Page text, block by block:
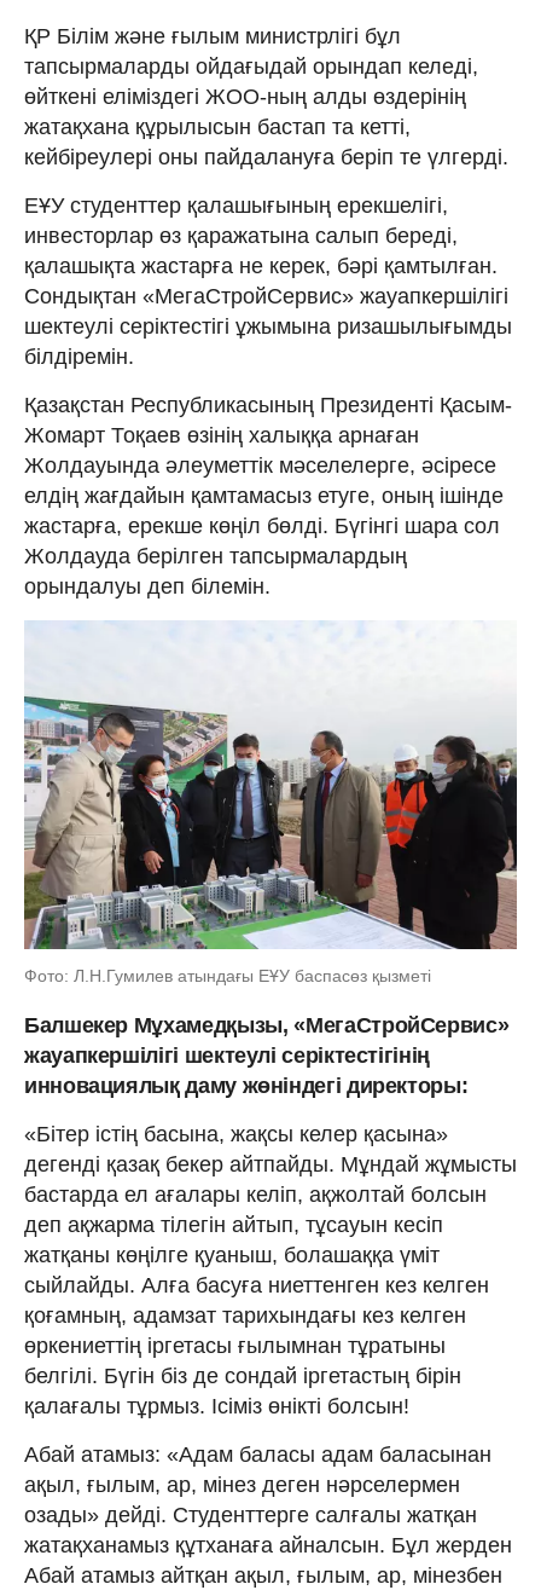
ҚР Білім және ғылым министрлігі бұл
тапсырмаларды ойдағыдай орындап келеді,
өйткені еліміздегі ЖОО-ның алды өздерінің
жатақхана құрылысын бастап та кетті,
кейбіреулері оны пайдалануға беріп те үлгерді.
ЕҰУ студенттер қалашығының ерекшелігі,
инвесторлар өз қаражатына салып береді,
қалашықта жастарға не керек, бәрі қамтылған.
Сондықтан «МегаСтройСервис» жауапкершілігі
шектеулі серіктестігі ұжымына ризашылығымды
білдіремін.
Қазақстан Республикасының Президенті Қасым-
Жомарт Тоқаев өзінің халыққа арнаған
Жолдауында әлеуметтік мәселелерге, әсіресе
елдің жағдайын қамтамасыз етуге, оның ішінде
жастарға, ерекше көңіл бөлді. Бүгінгі шара сол
Жолдауда берілген тапсырмалардың
орындалуы деп білемін.
Фото: Л.Н.Гумилев атындағы ЕҰУ баспасөз қызметі
Балшекер Мұхамедқызы, «МегаСтройСервис»
жауапкершілігі шектеулі серіктестігінің
инновациялық даму жөніндегі директоры:
«Бітер істің басына, жақсы келер қасына»
дегенді қазақ бекер айтпайды. Мұндай жұмысты
бастарда ел ағалары келіп, ақжолтай болсын
деп ақжарма тілегін айтып, тұсауын кесіп
жатқаны көңілге қуаныш, болашаққа үміт
сыйлайды. Алға басуға ниеттенген кез келген
қоғамның, адамзат тарихындағы кез келген
өркениеттің іргетасы ғылымнан тұратыны
белгілі. Бүгін біз де сондай іргетастың бірін
қалағалы тұрмыз. Ісіміз өнікті болсын!
Абай атамыз: «Адам баласы адам баласынан
ақыл, ғылым, ар, мінез деген нәрселермен
озады» дейді. Студенттерге салғалы жатқан
жатақханамыз құтханаға айналсын. Бұл жерден
Абай атамыз айтқан ақыл, ғылым, ар, мінезбен